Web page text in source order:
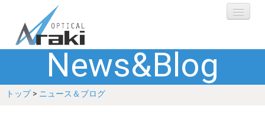
選ばれる理由
ブランド
News&Blog
トップ> ニュース＆ブログ